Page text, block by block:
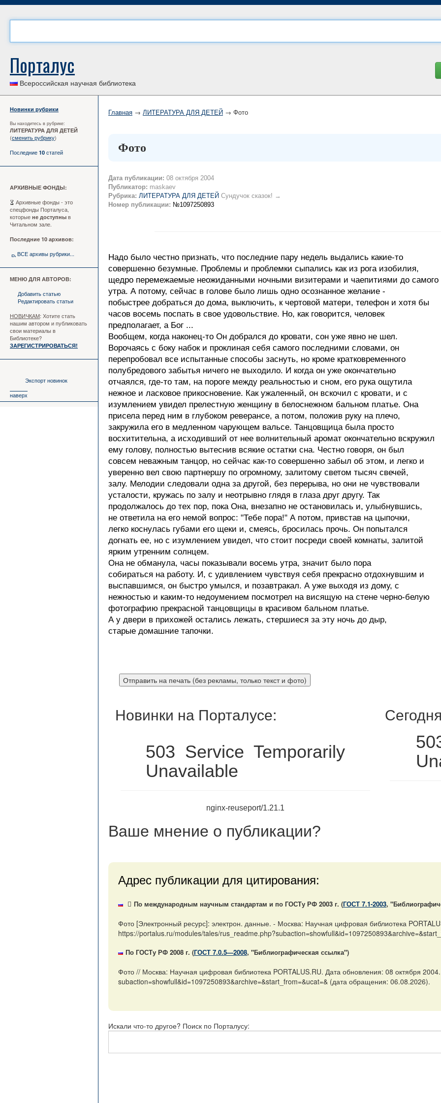
Порталус
Всероссийская научная библиотека
Новинки рубрики
Вы находитесь в рубрике:
ЛИТЕРАТУРА ДЛЯ ДЕТЕЙ
(сменить рубрику)
Последние 10 статей
АРХИВНЫЕ ФОНДЫ:
Архивные фонды - это
спецфонды Порталуса,
которые не доступны в
Читальном зале.
Последние 10 архивов:
ВСЕ архивы рубрики...
МЕНЮ ДЛЯ АВТОРОВ:
Добавить статью
Редактировать статьи
НОВИЧКАМ: Хотите стать
нашим автором и публиковать
свои материалы в
Библиотеке?
ЗАРЕГИСТРИРОВАТЬСЯ!
Экспорт новинок
наверх
Главная → ЛИТЕРАТУРА ДЛЯ ДЕТЕЙ → Фото
Фото
Дата публикации: 08 октября 2004
Публикатор: maskaev
Рубрика: ЛИТЕРАТУРА ДЛЯ ДЕТЕЙ Сундучок сказок! →
Номер публикации: №1097250893
Надо было честно признать, что последние пару недель выдались какие-то
совершенно безумные. Проблемы и проблемки сыпались как из рога изобилия,
щедро перемежаемые неожиданными ночными визитерами и чаепитиями до самого
утра. А потому, сейчас в голове было лишь одно осознанное желание -
побыстрее добраться до дома, выключить, к чертовой матери, телефон и хотя бы
часов восемь поспать в свое удовольствие. Но, как говорится, человек
предполагает, а Бог ...
Вообщем, когда наконец-то Он добрался до кровати, сон уже явно не шел.
Ворочаясь с боку набок и проклиная себя самого последними словами, он
перепробовал все испытанные способы заснуть, но кроме кратковременного
полубредового забытья ничего не выходило. И когда он уже окончательно
отчаялся, где-то там, на пороге между реальностью и сном, его рука ощутила
нежное и ласковое прикосновение. Как ужаленный, он вскочил с кровати, и с
изумлением увидел прелестную женщину в белоснежном бальном платье. Она
присела перед ним в глубоком реверансе, а потом, положив руку на плечо,
закружила его в медленном чарующем вальсе. Танцовщица была просто
восхитительна, а исходивший от нее волнительный аромат окончательно вскружил
ему голову, полностью вытеснив всякие остатки сна. Честно говоря, он был
совсем неважным танцор, но сейчас как-то совершенно забыл об этом, и легко и
уверенно вел свою партнершу по огромному, залитому светом тысяч свечей,
залу. Мелодии следовали одна за другой, без перерыва, но они не чувствовали
усталости, кружась по залу и неотрывно глядя в глаза друг другу. Так
продолжалось до тех пор, пока Она, внезапно не остановилась и, улыбнувшись,
не ответила на его немой вопрос: "Тебе пора!" А потом, привстав на цыпочки,
легко коснулась губами его щеки и, смеясь, бросилась прочь. Он попытался
догнать ее, но с изумлением увидел, что стоит посреди своей комнаты, залитой
ярким утренним солнцем.
Она не обманула, часы показывали восемь утра, значит было пора
собираться на работу. И, с удивлением чувствуя себя прекрасно отдохнувшим и
выспавшимся, он быстро умылся, и позавтракал. А уже выходя из дому, с
нежностью и каким-то недоумением посмотрел на висящую на стене черно-белую
фотографию прекрасной танцовщицы в красивом бальном платье.
А у двери в прихожей остались лежать, стершиеся за эту ночь до дыр,
старые домашние тапочки.
Новинки на Порталусе:
503 Service Temporarily
Unavailable
nginx-reuseport/1.21.1
Ваше мнение о публикации?
Адрес публикации для цитирования:
По международным научным стандартам и по ГОСТу РФ 2003 г. (ГОСТ 7.1-2003,
Фото [Электронный ресурс]: электрон. данные. - Москва: Научная цифровая библиотека
https://portalus.ru/modules/tales/
По ГОСТу РФ 2008 г. (ГОСТ 7.0.5—2008, "Библиографическая ссылка")
Фото // Москва: Научная цифровая библиотека PORTALUS.RU. Дата обновления: 08 октября
subaction=showfull&id=1097250893&archive=&start_from=&ucat=& (дата обращения: 06.08.2026).
Искали что-то другое? Поиск по Порталусу: